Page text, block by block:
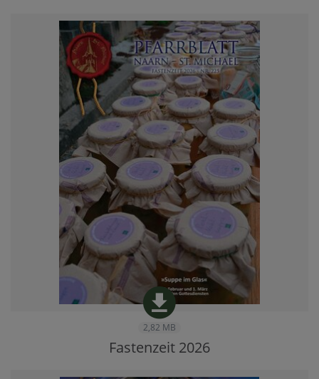
2,82 MB
Fastenzeit 2026